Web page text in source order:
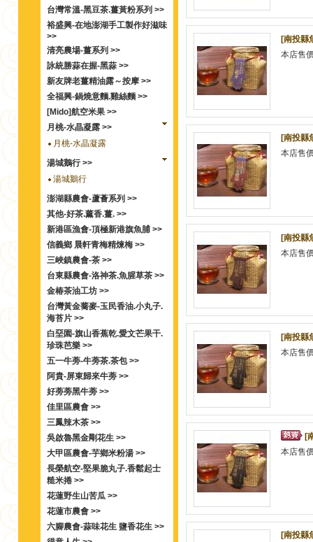
台灣常溫-黑豆茶.薑黃粉系列 >>
裕盛興-在地澎湖手工製作好滋味
>>
清亮農場-薑系列 >>
詠統勝蒜在握-黑蒜 >>
新友牌老薑精油露～按摩 >>
全福興-鍋燒意麵.雞絲麵 >>
[Mido]航空米果 >>
月桃-水晶凝露 >>
月桃-水晶凝露
湯城鵝行 >>
湯城鵝行
澎湖縣農會-蘆薈系列 >>
其他-好茶.薰香.薑. >>
新港區漁會-頂極新港旗魚脯 >>
信義鄉 晨軒青梅精煉梅 >>
三峽鎮農會-茶 >>
台東縣農會-洛神茶.魚腥草茶 >>
金椿茶油工坊 >>
台灣黃金蕎麥-玉民香油.小丸子.
海苔片 >>
白堊園-旗山香蕉乾.愛文芒果干.
珍珠芭樂 >>
五一牛蒡-牛蒡茶.茶包 >>
阿貴-屏東歸來牛蒡 >>
好蒡蒡黑牛蒡 >>
佳里區農會 >>
三鳳辣木茶 >>
吳啟魯黑金剛花生 >>
大甲區農會-芋鄉米粉湯 >>
長榮航空-堅果脆丸子.香鬆起士
糙米捲 >>
花蓮野生山苦瓜 >>
花蓮市農會 >>
六腳農會-蒜味花生 鹽香花生 >>
[南投縣
本店售
[南投縣
本店售
[南投縣
本店售
[南投縣
本店售
[
本店售
[南投縣